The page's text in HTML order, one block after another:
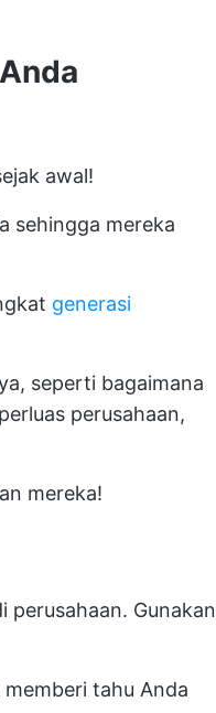
awal!
sehingga mereka
generasi
seperti bagaimana
perusahaan,
mereka!
perusahaan. Gunakan
tahu Anda